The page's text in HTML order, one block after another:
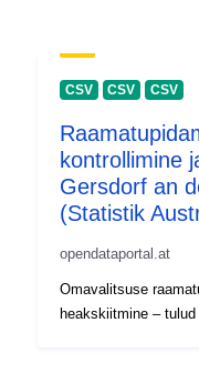
CSV CSV CSV
kontrollimine
Gersdorf an
(Statistik
opendataportal.at
Omavalitsuse
heakskiitmine –